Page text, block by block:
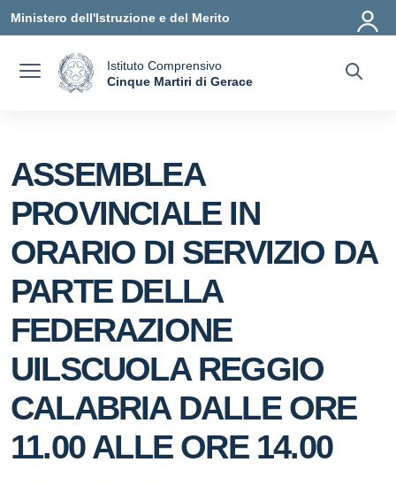
Ministero dell'Istruzione e del Merito
Istituto Comprensivo
Cinque Martiri di Gerace
ASSEMBLEA
PROVINCIALE IN
ORARIO DI SERVIZIO DA
PARTE DELLA
FEDERAZIONE
UILSCUOLA REGGIO
CALABRIA DALLE ORE
11.00 ALLE ORE 14.00